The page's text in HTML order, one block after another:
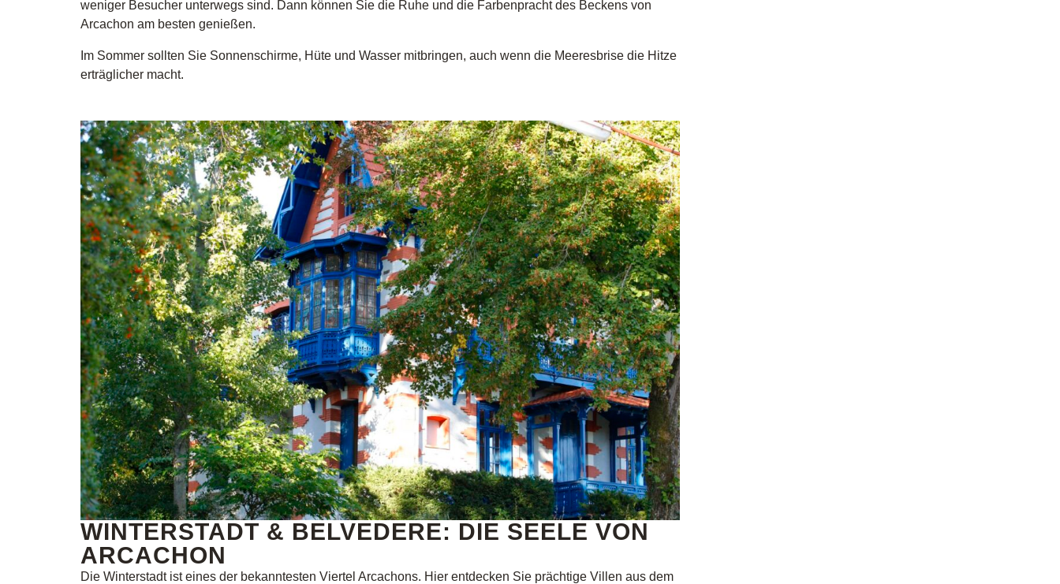
weniger Besucher unterwegs sind. Dann können Sie die Ruhe und die Farbenpracht des Beckens von
Arcachon am besten genießen.
Im Sommer sollten Sie Sonnenschirme, Hüte und Wasser mitbringen, auch wenn die Meeresbrise die Hitze
erträglicher macht.
WINTERSTADT & BELVEDERE: DIE SEELE VON
ARCACHON
Die Winterstadt ist eines der bekanntesten Viertel Arcachons. Hier entdecken Sie prächtige Villen aus dem